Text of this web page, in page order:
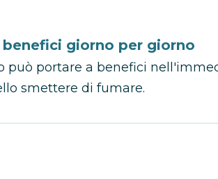
giorno per giorno
può portare a benefici
smettere di fumare.